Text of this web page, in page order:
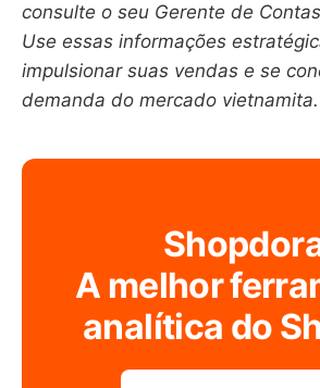
consulte o seu Gerente de
Use essas informações
impulsionar suas vendas e se
demanda do mercado
A melhor
analítica do